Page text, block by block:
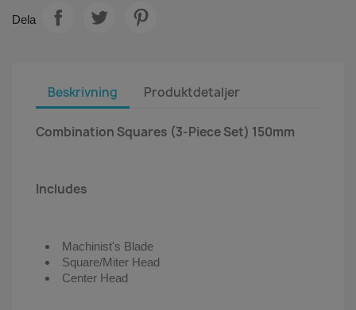
Dela
Beskrivning Produktdetaljer
Combination Squares (3-Piece Set) 150mm
Includes
Machinist's Blade
Square/Miter Head
Center Head